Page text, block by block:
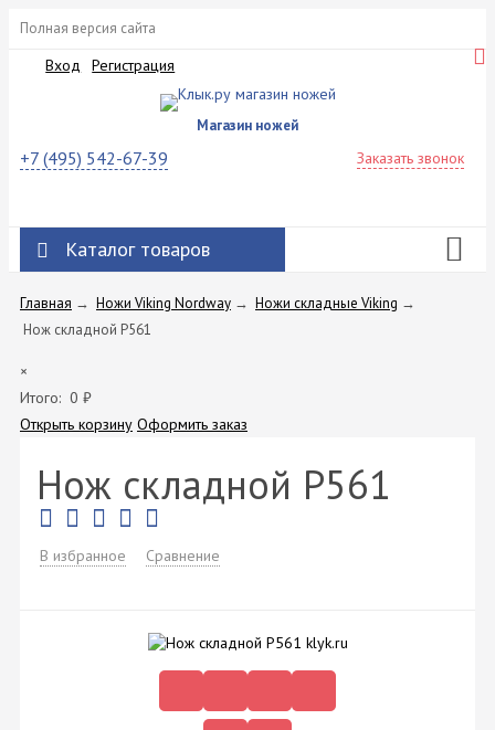
Полная версия сайта
Вход Регистрация
Магазин ножей
+7 (495) 542-67-39 Заказать звонок
Каталог товаров
Главная → Ножи Viking Nordway → Ножи складные Viking →
Нож складной P561
×
Итого: 0 ₽
Открыть корзину Оформить заказ
Нож складной P561
В избранное Сравнение